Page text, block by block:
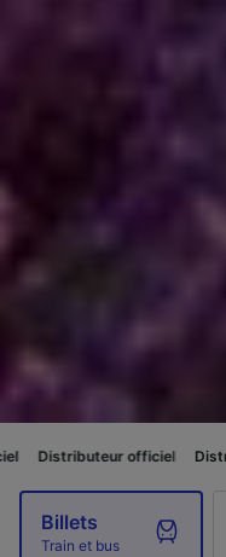
officiel Distributeur officiel
Billets
Train et bus